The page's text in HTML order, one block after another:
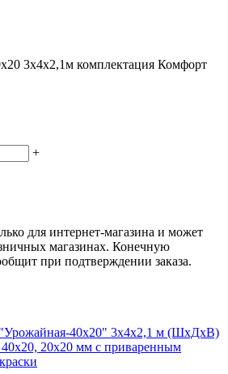
3х4х2,1м комплектация Комфорт
+
для интернет-магазина и может
магазинах. Конечную
при подтверждении заказа.
40х20" 3х4х2,1 м (ШхДхВ)
20х20 мм с приваренным